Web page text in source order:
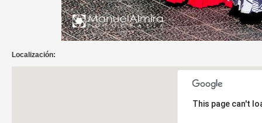
Localización:
This page can't